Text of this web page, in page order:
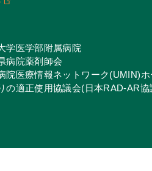
学医学部附属病院
病院薬剤師会
院医療情報ネットワーク(UMIN)
の適正使用協議会(日本RAD-AR協